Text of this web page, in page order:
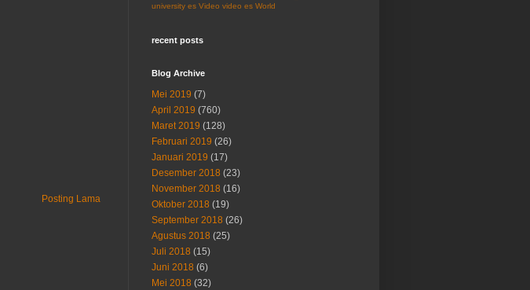
Posting Lama
university es Video video es World
recent posts
Blog Archive
Mei 2019 (7)
April 2019 (760)
Maret 2019 (128)
Februari 2019 (26)
Januari 2019 (17)
Desember 2018 (23)
November 2018 (16)
Oktober 2018 (19)
September 2018 (26)
Agustus 2018 (25)
Juli 2018 (15)
Juni 2018 (6)
Mei 2018 (32)